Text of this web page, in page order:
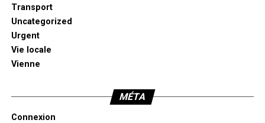
Transport
Uncategorized
Urgent
Vie locale
Vienne
MÉTA
Connexion